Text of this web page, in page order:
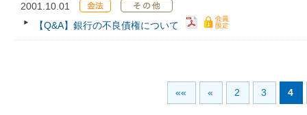
2001.10.01
【Q&A】銀行の不良債権について
«« « 2 3 4